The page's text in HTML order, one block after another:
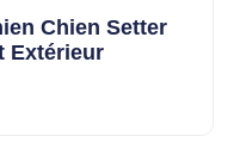
Chien Setter
Extérieur